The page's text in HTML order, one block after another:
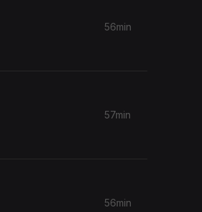
56min
57min
56min